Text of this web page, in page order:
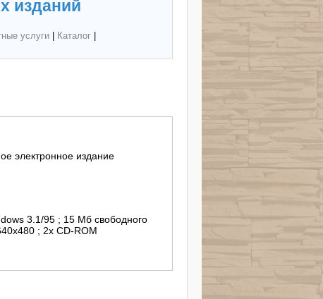
изданий
услуги| Каталог|
электронное издание
3.1/95 ; 15 Мб свободного
; 2x CD-ROM